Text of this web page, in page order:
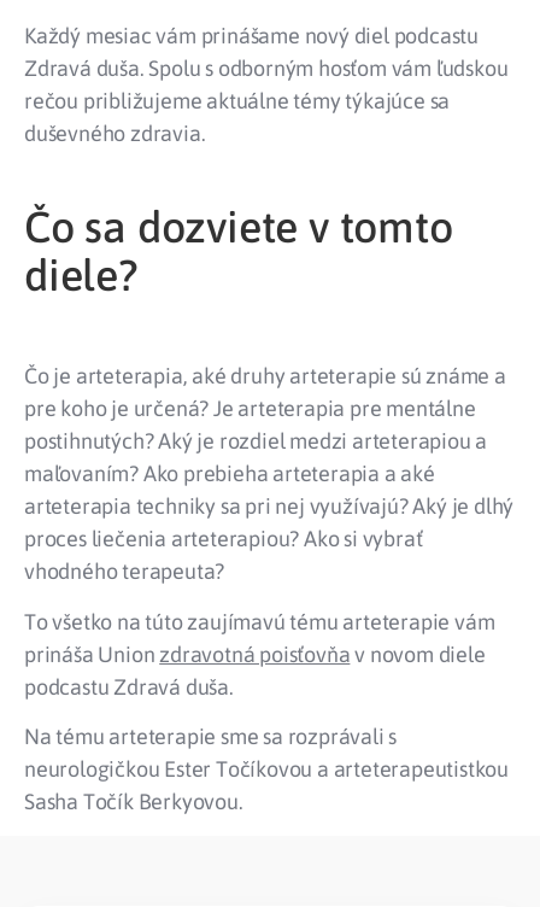
Každý mesiac vám prinášame nový diel podcastu
Zdravá duša. Spolu s odborným hosťom vám ľudskou
rečou približujeme aktuálne témy týkajúce sa
duševného zdravia.
Čo sa dozviete v tomto
diele?
Čo je arteterapia, aké druhy arteterapie sú známe a
pre koho je určená? Je arteterapia pre mentálne
postihnutých? Aký je rozdiel medzi arteterapiou a
maľovaním? Ako prebieha arteterapia a aké
arteterapia techniky sa pri nej využívajú? Aký je dlhý
proces liečenia arteterapiou? Ako si vybrať
vhodného terapeuta?
To všetko na túto zaujímavú tému arteterapie vám
prináša Union zdravotná poisťovňav novom diele
podcastu Zdravá duša.
Na tému arteterapie sme sa rozprávali s
neurologičkou Ester Točíkovou a arteterapeutistkou
Sasha Točík Berkyovou.